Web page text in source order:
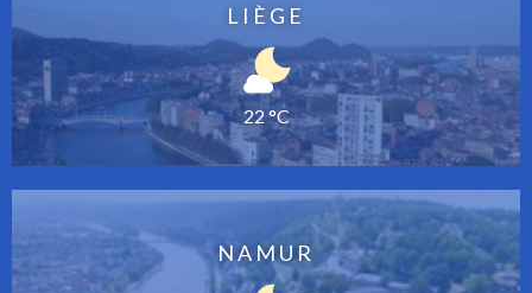
LIÈGE
22 °C
NAMUR